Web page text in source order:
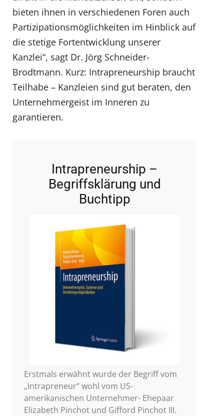
bieten ihnen in verschiedenen Foren auch
Partizipationsmöglichkeiten im Hinblick auf
die stetige Fortentwicklung unserer
Kanzlei“, sagt Dr. Jörg Schneider-
Brodtmann. Kurz: Intrapreneurship braucht
Teilhabe – Kanzleien sind gut beraten, den
Unternehmergeist im Inneren zu
garantieren.
Intrapreneurship –
Begriffsklärung und
Buchtipp
Erstmals erwähnt wurde der Begriff vom
„Intrapreneur“ wohl vom US-
amerikanischen Unternehmer- Ehepaar
Elizabeth Pinchot und Gifford Pinchot III.